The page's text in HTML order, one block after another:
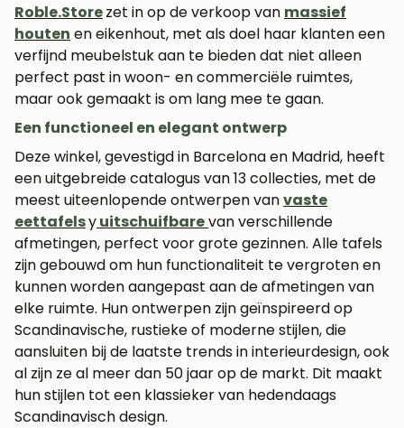
Roble.Storezet in op de verkoop van massief
houten en eikenhout, met als doel haar klanten een
verfijnd meubelstuk aan te bieden dat niet alleen
perfect past in woon- en commerciële ruimtes,
maar ook gemaakt is om lang mee te gaan.
Een functioneel en elegant ontwerp
Deze winkel, gevestigd in Barcelona en Madrid, heeft
een uitgebreide catalogus van 13 collecties, met de
meest uiteenlopende ontwerpen vanvaste
eettafelsyuitschuifbarevan verschillende
afmetingen, perfect voor grote gezinnen. Alle tafels
zijn gebouwd om hun functionaliteit te vergroten en
kunnen worden aangepast aan de afmetingen van
elke ruimte. Hun ontwerpen zijn geïnspireerd op
Scandinavische, rustieke of moderne stijlen, die
aansluiten bij de laatste trends in interieurdesign, ook
al zijn ze al meer dan 50 jaar op de markt. Dit maakt
hun stijlen tot een klassieker van hedendaags
Scandinavisch design.